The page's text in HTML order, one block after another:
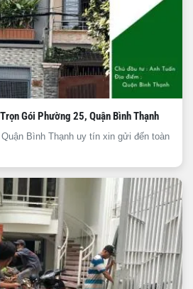
Gói Phường 25, Quận Bình Thạnh
Bình Thạnh uy tín xin gửi đến toàn